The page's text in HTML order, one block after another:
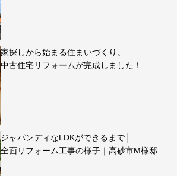
家探しから始まる住まいづくり。
中古住宅リフォームが完成しました！
ジャパンディなLDKができるまで│
全面リフォーム工事の様子｜高砂市M様邸